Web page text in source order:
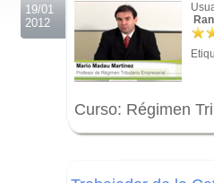
19/01
2012
Curso: Régimen